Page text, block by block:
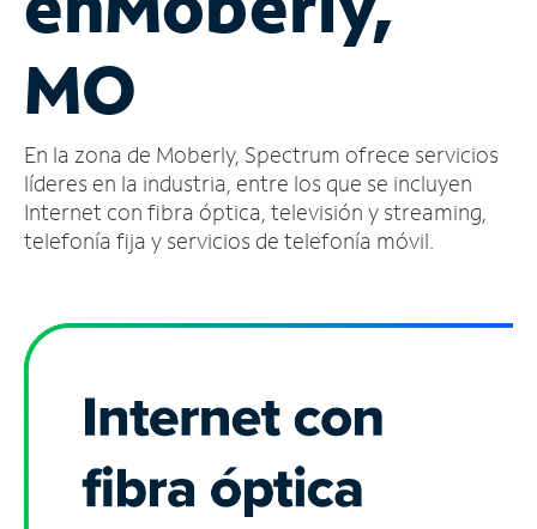
cuenta
Encuentra
tienda
MO
En la zona de Moberly, Spectrum ofrece servicios
líderes en la industria, entre los que se incluyen
Internet con fibra óptica, televisión y streaming,
telefonía fija y servicios de telefonía móvil.